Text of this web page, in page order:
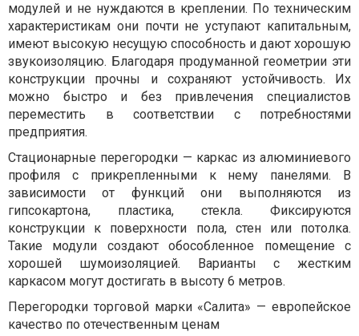
модулей и не нуждаются в креплении. По техническим
характеристикам они почти не уступают капитальным,
имеют высокую несущую способность и дают хорошую
звукоизоляцию. Благодаря продуманной геометрии эти
конструкции прочны и сохраняют устойчивость. Их
можно быстро и без привлечения специалистов
переместить в соответствии с потребностями
предприятия.
Стационарные перегородки — каркас из алюминиевого
профиля с прикрепленными к нему панелями. В
зависимости от функций они выполняются из
гипсокартона, пластика, стекла. Фиксируются
конструкции к поверхности пола, стен или потолка.
Такие модули создают обособленное помещение с
хорошей шумоизоляцией. Варианты с жестким
каркасом могут достигать в высоту 6 метров.
Перегородки торговой марки «Салита» — европейское
качество по отечественным ценам